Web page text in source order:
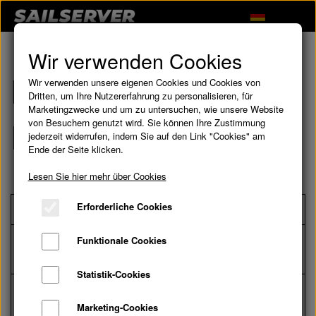
Häufig gestellte
Fragen
Verbinde Sailserver mit WLAN
Übertrage deine Reisen von Sailserver nach
Noforeignland
Wie erhält Sailserver seine Informationen
für das Logbuch?
Wir verwenden Cookies
Wir verwenden unsere eigenen Cookies und Cookies von
Dritten, um Ihre Nutzererfahrung zu personalisieren, für
Marketingzwecke und um zu untersuchen, wie unsere Website
von Besuchern genutzt wird. Sie können Ihre Zustimmung
jederzeit widerrufen, indem Sie auf den Link "Cookies" am
Ende der Seite klicken.
Lesen Sie hier mehr über Cookies
Erforderliche Cookies
Funktionale Cookies
Statistik-Cookies
Marketing-Cookies